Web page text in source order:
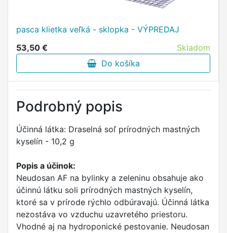
pasca klietka veľká - sklopka - VÝPREDAJ
53,50 €
Skladom
Do košíka
Podrobný popis
Účinná látka: Draselná soľ prírodných mastných
kyselín - 10,2 g
Popis a účinok:
Neudosan AF na bylinky a zeleninu obsahuje ako
účinnú látku soli prírodných mastných kyselín,
ktoré sa v prírode rýchlo odbúravajú. Účinná látka
nezostáva vo vzduchu uzavretého priestoru.
Vhodné aj na hydroponické pestovanie. Neudosan